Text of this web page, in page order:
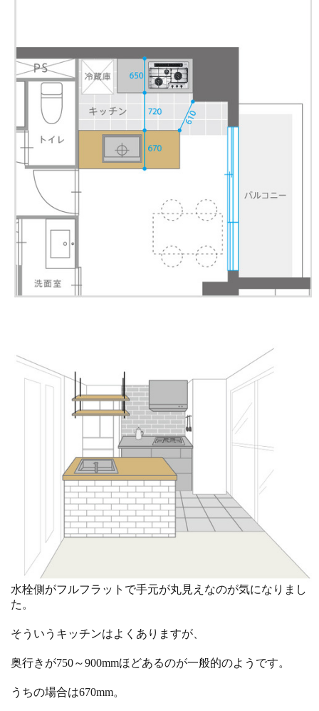
水栓側がフルフラットで手元が丸見えなのが気になりまし
た。
そういうキッチンはよくありますが、
奥行きが750～900mmほどあるのが一般的のようです。
うちの場合は670mm。